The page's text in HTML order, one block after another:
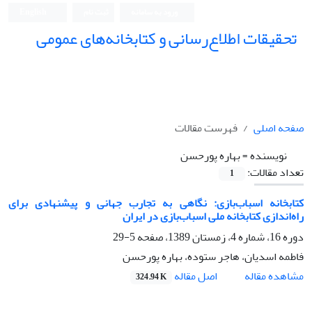
تحقیقات اطلاع‌رسانی و کتابخانه‌های عمومی
صفحه اصلی
فهرست مقالات
نویسنده =بهاره پورحسن
تعداد مقالات:
1
کتابخانه‌ اسباب‌بازی: نگاهی به تجارب جهانی و پیشنهادی برای
راه‌اندازی کتابخانه ملی اسباب‌بازی در ایران
دوره 16، شماره 4، زمستان 1389، صفحه
5-29
فاطمه اسدیان، هاجر ستوده، بهاره پورحسن
مشاهده مقاله
اصل مقاله 324.94 K